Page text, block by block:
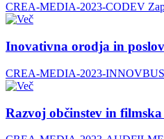
CREA-MEDIA-2023-CODEV
Inovativna orodja in
CREA-MEDIA-2023-
Razvoj občinstev in